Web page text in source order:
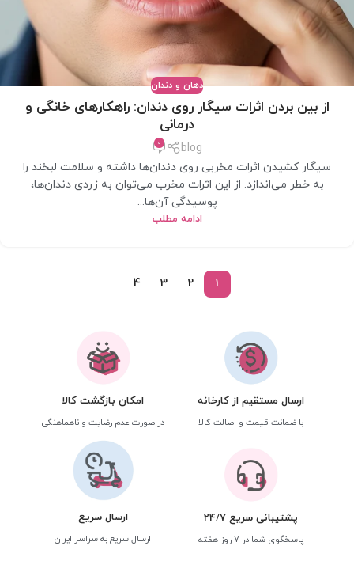
دهان و دندان
از بین بردن اثرات سیگار روی دندان: راهکارهای خانگی و
درمانی
blog
0
سیگار کشیدن اثرات مخربی روی دندان‌ها داشته و سلامت لبخند را
به خطر می‌اندازد. از این اثرات مخرب می‌توان به زردی دندان‌ها،
پوسیدگی آن‌ها...
ادامه مطلب
1
2
3
4
ارسال مستقیم از کارخانه
با ضمانت قیمت و اصالت کالا
امکان بازگشت کالا
در صورت عدم رضایت و ناهماهنگی
پشتیبانی سریع 24/7
پاسخگوی شما در 7 روز هفته
ارسال سریع
ارسال سریع به سراسر ایران